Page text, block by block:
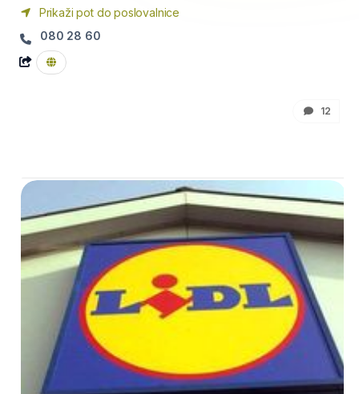
Prikaži pot do poslovalnice
080 28 60
12